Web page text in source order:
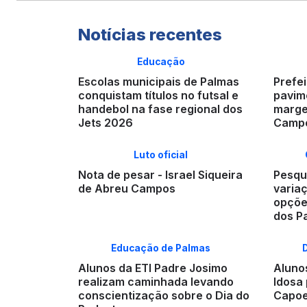
Notícias recentes
Educação
Escolas municipais de Palmas
conquistam títulos no futsal e
handebol na fase regional dos
Jets 2026
Luto oficial
Nota de pesar - Israel Siqueira
de Abreu Campos
dos
Educação de Palmas
Alunos da ETI Padre Josimo
realizam caminhada levando
conscientização sobre o Dia do
Idosa